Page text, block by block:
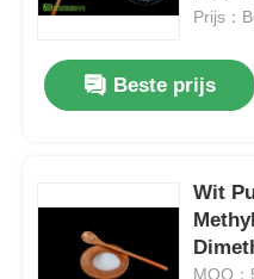
MSM-Poeder
MSM
Dimethyl Sulfon van
Prijs：
Beste prijs
Wit
MOQ